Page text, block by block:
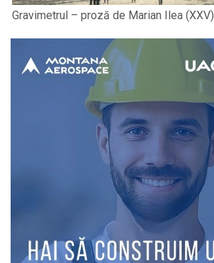
Gravimetrul – proză de Marian Ilea (XXV)